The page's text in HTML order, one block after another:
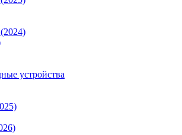
устройства